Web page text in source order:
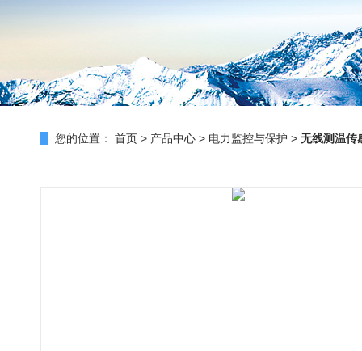
您的位置： 首页 > 产品中心 > 电力监控与保护 > 无线测温传